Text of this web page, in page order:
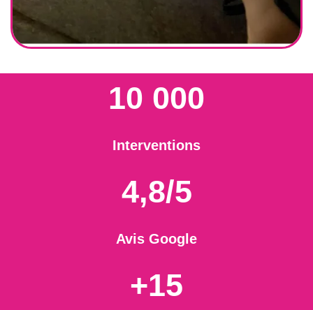
10 000
Interventions
4,8/5
Avis Google
+15